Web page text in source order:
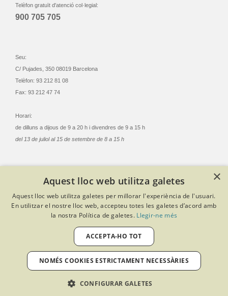
Telèfon gratuït d'atenció col·legial:
900 705 705
Seu:
C/ Pujades, 350 08019 Barcelona
Telèfon: 93 212 81 08
Fax: 93 212 47 74
Horari:
de dilluns a dijous de 9 a 20 h i divendres de 9 a 15 h
del 13 de juliol al 15 de setembre de 8 a 15 h
© Col·legi Oficial Infermeres i Infermers de Barcelona
Criteris de privacitat
Política de cookies
Avís legal
Política de protecció de dades
Política de qualitat
Desenvolupat amb Softeng Portal Builder
×
Aquest lloc web utilitza galetes
Aquest lloc web utilitza galetes per millorar l'experiència de l'usuari.
En utilitzar el nostre lloc web, accepteu totes les galetes d’acord amb
la nostra Política de galetes. Llegir-ne més
ACCEPTA-HO TOT
NOMÉS COOKIES ESTRICTAMENT NECESSÀRIES
CONFIGURAR GALETES